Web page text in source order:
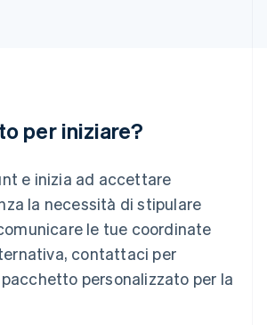
per iniziare?
e inizia ad accettare
la necessità di stipulare
le tue coordinate
contattaci per
personalizzato per la
English